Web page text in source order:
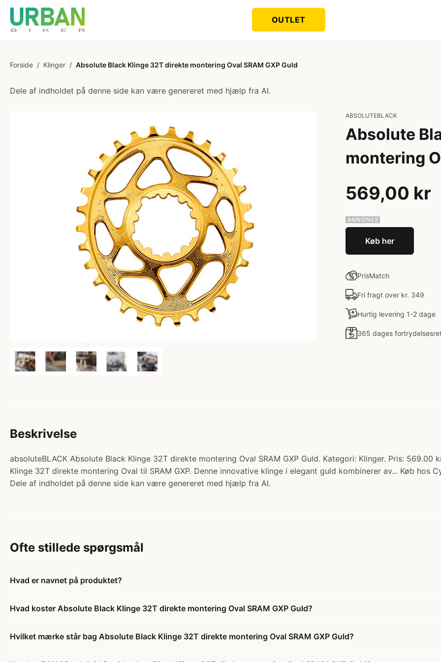
OUTLET
Forside / Klinger / Absolute Black Klinge 32T direkte montering Oval SRAM GXP Guld
Dele af indholdet på denne side kan være genereret med hjælp fra AI.
ABSOLUTEBLACK
Absolute
montering
569,00 kr
Køb her
PrisMatch
Fri fragt over kr. 349
Hurtig levering 1-2 dage
365 dages
Beskrivelse
absoluteBLACK Absolute Black Klinge 32T direkte montering Oval SRAM GXP Guld. Kategori: Klinger. Pris:
Klinge 32T direkte montering Oval til SRAM GXP. Denne innovative klinge i elegant guld kombinerer av... Køb hos
Dele af indholdet på denne side kan være genereret med hjælp fra AI.
Ofte stillede spørgsmål
Hvad er navnet på produktet?
Hvad koster Absolute Black Klinge 32T direkte montering Oval SRAM GXP Guld?
Hvilket mærke står bag Absolute Black Klinge 32T direkte montering Oval SRAM GXP Guld?